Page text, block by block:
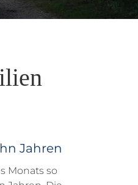
Jahren
Monats so